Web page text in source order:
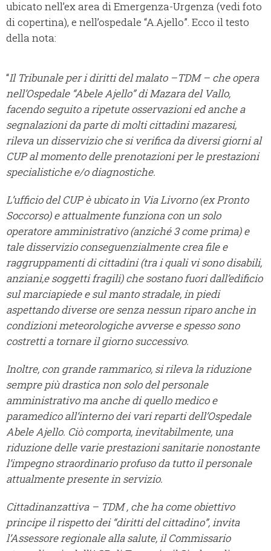
ubicato nell’ex area di Emergenza-Urgenza (vedi foto
di copertina), e nell’ospedale “A.Ajello”. Ecco il testo
della nota:
“Il Tribunale per i diritti del malato –TDM – che opera
nell’Ospedale “Abele Ajello” di Mazara del Vallo,
facendo seguito a ripetute osservazioni ed anche a
segnalazioni da parte di molti cittadini mazaresi,
rileva un disservizio che si verifica da diversi giorni al
CUP al momento delle prenotazioni per le prestazioni
specialistiche e/o diagnostiche.
L’ufficio del CUP è ubicato in Via Livorno (ex Pronto
Soccorso) e attualmente funziona con un solo
operatore amministrativo (anziché 3 come prima) e
tale disservizio conseguenzialmente crea file e
raggruppamenti di cittadini (tra i quali vi sono disabili,
anziani,e soggetti fragili) che sostano fuori dall’edificio
sul marciapiede e sul manto stradale, in piedi
aspettando diverse ore senza nessun riparo anche in
condizioni meteorologiche avverse e spesso sono
costretti a tornare il giorno successivo.
Inoltre, con grande rammarico, si rileva la riduzione
sempre più drastica non solo del personale
amministrativo ma anche di quello medico e
paramedico all’interno dei vari reparti dell’Ospedale
Abele Ajello. Ciò comporta, inevitabilmente, una
riduzione delle varie prestazioni sanitarie nonostante
l’impegno straordinario profuso da tutto il personale
attualmente presente in servizio.
Cittadinanzattiva – TDM , che ha come obiettivo
principe il rispetto dei “diritti del cittadino”, invita
l’Assessore regionale alla salute, il Commissario